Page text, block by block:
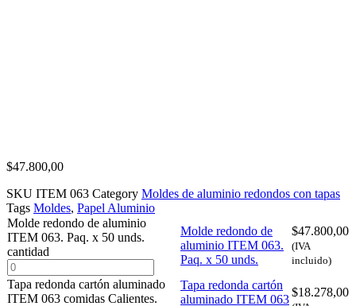
$47.800,00
SKU ITEM 063 Category Moldes de aluminio redondos con tapas
Tags Moldes, Papel Aluminio
Molde redondo de aluminio
ITEM 063. Paq. x 50 unds.
cantidad
Molde redondo de
aluminio ITEM 063.
Paq. x 50 unds.
$47.800,00
(IVA
incluido)
Tapa redonda cartón aluminado
ITEM 063 comidas Calientes.
Tapa redonda cartón
aluminado ITEM 063
$18.278,00